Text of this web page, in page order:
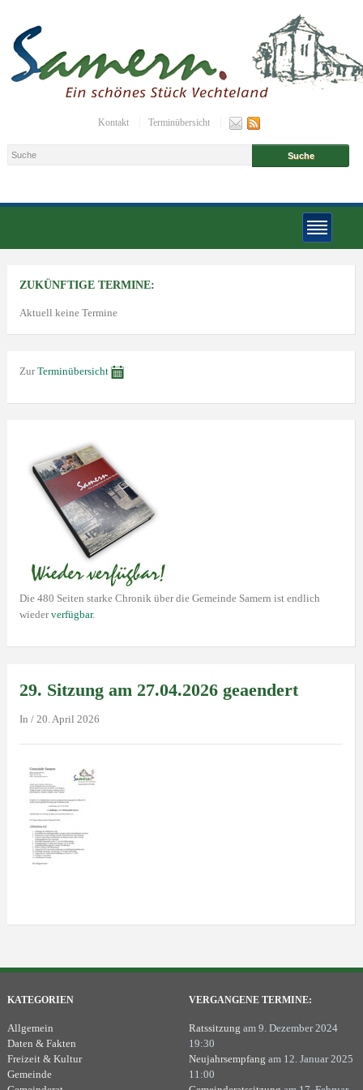
Kontakt Terminübersicht
ZUKÜNFTIGE TERMINE:
Aktuell keine Termine
ZurTerminübersicht
Die 480 Seiten starke Chronik über die Gemeinde Samern ist endlich
wiederverfügbar.
29. Sitzung am 27.04.2026 geaendert
In / 20. April 2026
KATEGORIEN
Allgemein
Daten & Fakten
Freizeit & Kultur
Gemeinde
VERGANGENE TERMINE:
Ratssitzung am 9. Dezember 2024
19:30
Neujahrsempfang am 12. Januar 2025
11:00